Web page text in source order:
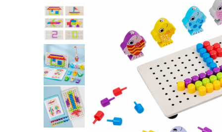
Cadouri sub 99 lei
Cadouri sub 149 lei
Jucarii pe Varsta Copilului